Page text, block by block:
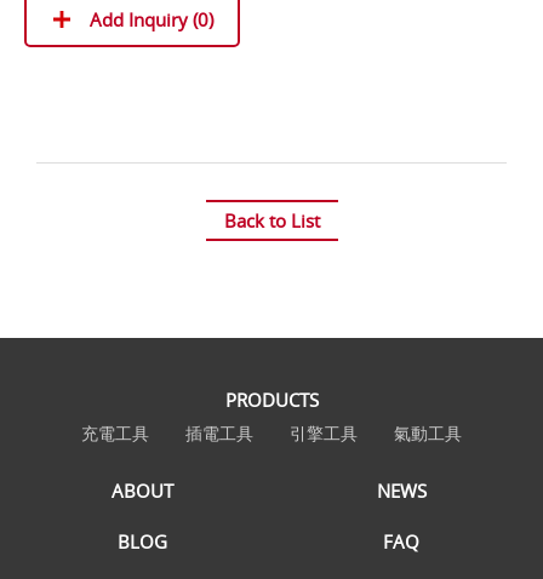
Add Inquiry (0)
Back to List
PRODUCTS
充電工具 插電工具 引擎工具 氣動工具
ABOUT NEWS
BLOG FAQ